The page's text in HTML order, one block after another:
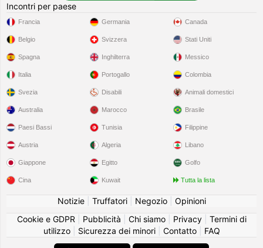
Incontri per paese
Francia
Belgio
Spagna
Italia
Svezia
Germania
Svizzera
Inghilterra
Portogallo
Disabili
Canada
Stati Uniti
Messico
Colombia
Animali domestici
Australia
Paesi Bassi
Austria
Giappone
Cina
Marocco
Tunisia
Algeria
Egitto
Kuwait
Brasile
Filippine
Libano
Golfo
Tutta la lista
Notizie| Truffatori| Negozio| Opinioni
Cookie e GDPR
Pubblicità Chi siamo| Privacy| Termini di
utilizzo| Sicurezza dei minori| Contatto| FAQ